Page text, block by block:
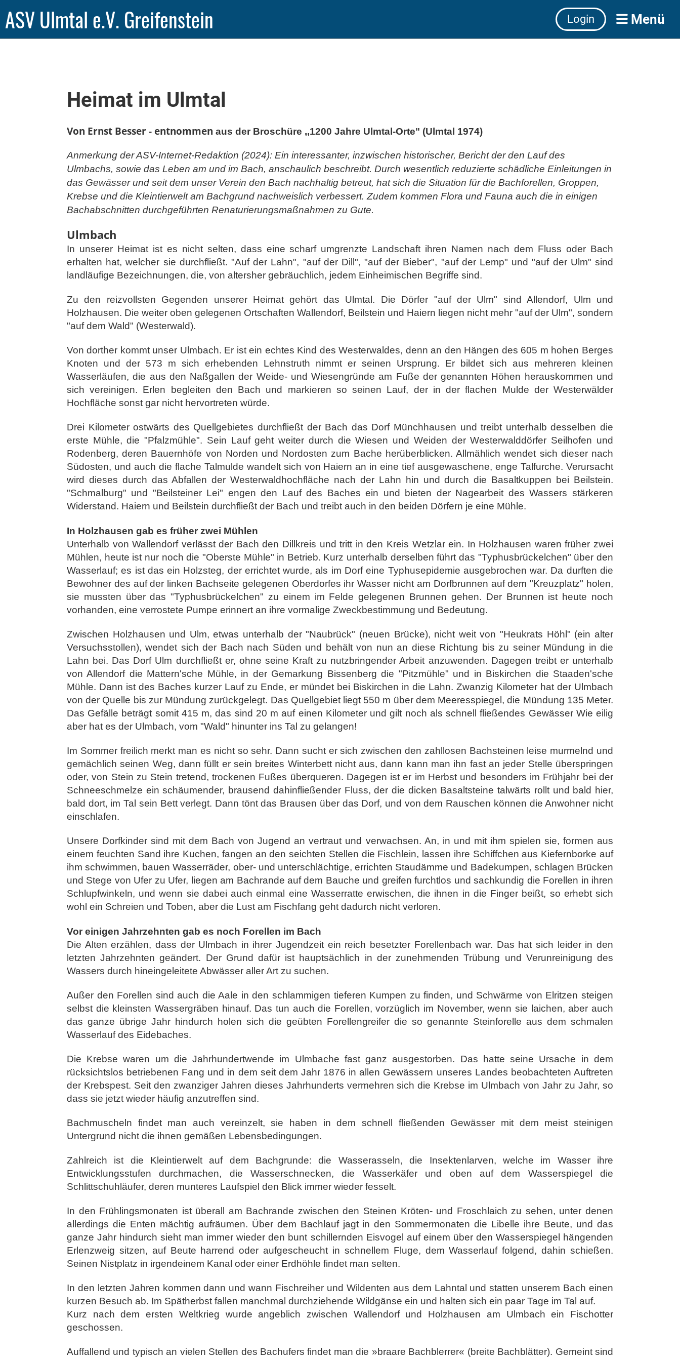
ASV Ulmtal e.V. Greifenstein Login Menü
Heimat im Ulmtal
Von Ernst Besser - entnommen aus der Broschüre ,,1200 Jahre Ulmtal-Orte" (Ulmtal 1974)
Anmerkung der ASV-Internet-Redaktion (2024): Ein interessanter, inzwischen historischer, Bericht der den Lauf des
Ulmbachs, sowie das Leben am und im Bach, anschaulich beschreibt. Durch wesentlich reduzierte schädliche Einleitungen in
das Gewässer und seit dem unser Verein den Bach nachhaltig betreut, hat sich die Situation für die Bachforellen, Groppen,
Krebse und die Kleintierwelt am Bachgrund nachweislich verbessert. Zudem kommen Flora und Fauna auch die in einigen
Bachabschnitten durchgeführten Renaturierungsmaßnahmen zu Gute.
Ulmbach
In unserer Heimat ist es nicht selten, dass eine scharf umgrenzte Landschaft ihren Namen nach dem Fluss oder Bach
erhalten hat, welcher sie durchfließt. "Auf der Lahn", "auf der Dill", "auf der Bieber", "auf der Lemp" und "auf der Ulm" sind
landläufige Bezeichnungen, die, von altersher gebräuchlich, jedem Einheimischen Begriffe sind.
Zu den reizvollsten Gegenden unserer Heimat gehört das Ulmtal. Die Dörfer "auf der Ulm" sind Allendorf, Ulm und
Holzhausen. Die weiter oben gelegenen Ortschaften Wallendorf, Beilstein und Haiern liegen nicht mehr "auf der Ulm", sondern
"auf dem Wald" (Westerwald).
Von dorther kommt unser Ulmbach. Er ist ein echtes Kind des Westerwaldes, denn an den Hängen des 605 m hohen Berges
Knoten und der 573 m sich erhebenden Lehnstruth nimmt er seinen Ursprung. Er bildet sich aus mehreren kleinen
Wasserläufen, die aus den Naßgallen der Weide- und Wiesengründe am Fuße der genannten Höhen herauskommen und
sich vereinigen. Erlen begleiten den Bach und markieren so seinen Lauf, der in der flachen Mulde der Westerwälder
Hochfläche sonst gar nicht hervortreten würde.
Drei Kilometer ostwärts des Quellgebietes durchfließt der Bach das Dorf Münchhausen und treibt unterhalb desselben die
erste Mühle, die "Pfalzmühle". Sein Lauf geht weiter durch die Wiesen und Weiden der Westerwalddörfer Seilhofen und
Rodenberg, deren Bauernhöfe von Norden und Nordosten zum Bache herüberblicken. Allmählich wendet sich dieser nach
Südosten, und auch die flache Talmulde wandelt sich von Haiern an in eine tief ausgewaschene, enge Talfurche. Verursacht
wird dieses durch das Abfallen der Westerwaldhochfläche nach der Lahn hin und durch die Basaltkuppen bei Beilstein.
"Schmalburg" und "Beilsteiner Lei" engen den Lauf des Baches ein und bieten der Nagearbeit des Wassers stärkeren
Widerstand. Haiern und Beilstein durchfließt der Bach und treibt auch in den beiden Dörfern je eine Mühle.
In Holzhausen gab es früher zwei Mühlen
Unterhalb von Wallendorf verlässt der Bach den Dillkreis und tritt in den Kreis Wetzlar ein. In Holzhausen waren früher zwei
Mühlen, heute ist nur noch die "Oberste Mühle" in Betrieb. Kurz unterhalb derselben führt das "Typhusbrückelchen" über den
Wasserlauf; es ist das ein Holzsteg, der errichtet wurde, als im Dorf eine Typhusepidemie ausgebrochen war. Da durften die
Bewohner des auf der linken Bachseite gelegenen Oberdorfes ihr Wasser nicht am Dorfbrunnen auf dem "Kreuzplatz" holen,
sie mussten über das "Typhusbrückelchen" zu einem im Felde gelegenen Brunnen gehen. Der Brunnen ist heute noch
vorhanden, eine verrostete Pumpe erinnert an ihre vormalige Zweckbestimmung und Bedeutung.
Zwischen Holzhausen und Ulm, etwas unterhalb der "Naubrück" (neuen Brücke), nicht weit von "Heukrats Höhl" (ein alter
Versuchsstollen), wendet sich der Bach nach Süden und behält von nun an diese Richtung bis zu seiner Mündung in die
Lahn bei. Das Dorf Ulm durchfließt er, ohne seine Kraft zu nutzbringender Arbeit anzuwenden. Dagegen treibt er unterhalb
von Allendorf die Mattern'sche Mühle, in der Gemarkung Bissenberg die "Pitzmühle" und in Biskirchen die Staaden'sche
Mühle. Dann ist des Baches kurzer Lauf zu Ende, er mündet bei Biskirchen in die Lahn. Zwanzig Kilometer hat der Ulmbach
von der Quelle bis zur Mündung zurückgelegt. Das Quellgebiet liegt 550 m über dem Meeresspiegel, die Mündung 135 Meter.
Das Gefälle beträgt somit 415 m, das sind 20 m auf einen Kilometer und gilt noch als schnell fließendes Gewässer Wie eilig
aber hat es der Ulmbach, vom "Wald" hinunter ins Tal zu gelangen!
Im Sommer freilich merkt man es nicht so sehr. Dann sucht er sich zwischen den zahllosen Bachsteinen leise murmelnd und
gemächlich seinen Weg, dann füllt er sein breites Winterbett nicht aus, dann kann man ihn fast an jeder Stelle überspringen
oder, von Stein zu Stein tretend, trockenen Fußes überqueren. Dagegen ist er im Herbst und besonders im Frühjahr bei der
Schneeschmelze ein schäumender, brausend dahinfließender Fluss, der die dicken Basaltsteine talwärts rollt und bald hier,
bald dort, im Tal sein Bett verlegt. Dann tönt das Brausen über das Dorf, und von dem Rauschen können die Anwohner nicht
einschlafen.
Unsere Dorfkinder sind mit dem Bach von Jugend an vertraut und verwachsen. An, in und mit ihm spielen sie, formen aus
einem feuchten Sand ihre Kuchen, fangen an den seichten Stellen die Fischlein, lassen ihre Schiffchen aus Kiefernborke auf
ihm schwimmen, bauen Wasserräder, ober- und unterschlächtige, errichten Staudämme und Badekumpen, schlagen Brücken
und Stege von Ufer zu Ufer, liegen am Bachrande auf dem Bauche und greifen furchtlos und sachkundig die Forellen in ihren
Schlupfwinkeln, und wenn sie dabei auch einmal eine Wasserratte erwischen, die ihnen in die Finger beißt, so erhebt sich
wohl ein Schreien und Toben, aber die Lust am Fischfang geht dadurch nicht verloren.
Vor einigen Jahrzehnten gab es noch Forellen im Bach
Die Alten erzählen, dass der Ulmbach in ihrer Jugendzeit ein reich besetzter Forellenbach war. Das hat sich leider in den
letzten Jahrzehnten geändert. Der Grund dafür ist hauptsächlich in der zunehmenden Trübung und Verunreinigung des
Wassers durch hineingeleitete Abwässer aller Art zu suchen.
Außer den Forellen sind auch die Aale in den schlammigen tieferen Kumpen zu finden, und Schwärme von Elritzen steigen
selbst die kleinsten Wassergräben hinauf. Das tun auch die Forellen, vorzüglich im November, wenn sie laichen, aber auch
das ganze übrige Jahr hindurch holen sich die geübten Forellengreifer die so genannte Steinforelle aus dem schmalen
Wasserlauf des Eidebaches.
Die Krebse waren um die Jahrhundertwende im Ulmbache fast ganz ausgestorben. Das hatte seine Ursache in dem
rücksichtslos betriebenen Fang und in dem seit dem Jahr 1876 in allen Gewässern unseres Landes beobachteten Auftreten
der Krebspest. Seit den zwanziger Jahren dieses Jahrhunderts vermehren sich die Krebse im Ulmbach von Jahr zu Jahr, so
dass sie jetzt wieder häufig anzutreffen sind.
Bachmuscheln findet man auch vereinzelt, sie haben in dem schnell fließenden Gewässer mit dem meist steinigen
Untergrund nicht die ihnen gemäßen Lebensbedingungen.
Zahlreich ist die Kleintierwelt auf dem Bachgrunde: die Wasserasseln, die Insektenlarven, welche im Wasser ihre
Entwicklungsstufen durchmachen, die Wasserschnecken, die Wasserkäfer und oben auf dem Wasserspiegel die
Schlittschuhläufer, deren munteres Laufspiel den Blick immer wieder fesselt.
In den Frühlingsmonaten ist überall am Bachrande zwischen den Steinen Kröten- und Froschlaich zu sehen, unter denen
allerdings die Enten mächtig aufräumen. Über dem Bachlauf jagt in den Sommermonaten die Libelle ihre Beute, und das
ganze Jahr hindurch sieht man immer wieder den bunt schillernden Eisvogel auf einem über den Wasserspiegel hängenden
Erlenzweig sitzen, auf Beute harrend oder aufgescheucht in schnellem Fluge, dem Wasserlauf folgend, dahin schießen.
Seinen Nistplatz in irgendeinem Kanal oder einer Erdhöhle findet man selten.
In den letzten Jahren kommen dann und wann Fischreiher und Wildenten aus dem Lahntal und statten unserem Bach einen
kurzen Besuch ab. Im Spätherbst fallen manchmal durchziehende Wildgänse ein und halten sich ein paar Tage im Tal auf.
Kurz nach dem ersten Weltkrieg wurde angeblich zwischen Wallendorf und Holzhausen am Ulmbach ein Fischotter
geschossen.
Auffallend und typisch an vielen Stellen des Bachufers findet man die »braare Bachblerrer« (breite Bachblätter). Gemeint sind